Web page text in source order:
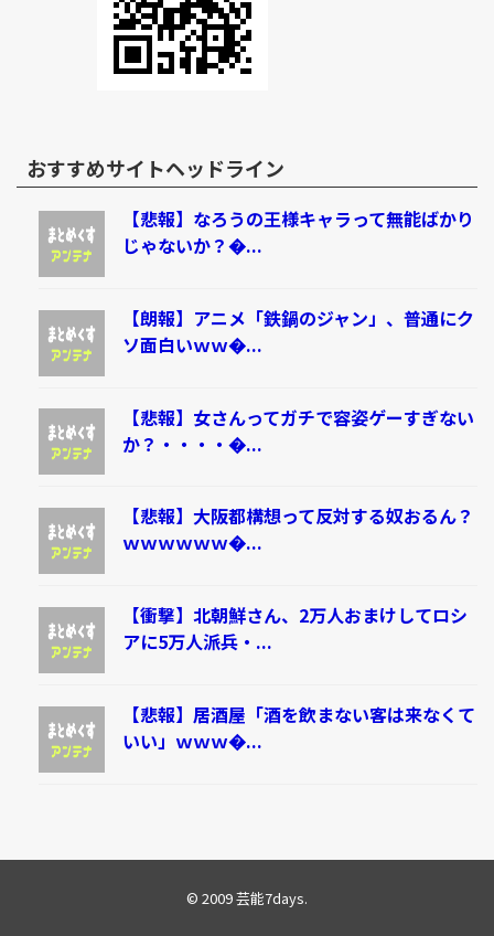
おすすめサイトヘッドライン
【悲報】なろうの王様キャラって無能ばかり
じゃないか？�...
【朗報】アニメ「鉄鍋のジャン」、普通にク
ソ面白いｗｗ�...
【悲報】女さんってガチで容姿ゲーすぎない
か？・・・・�...
【悲報】大阪都構想って反対する奴おるん？
ｗｗｗｗｗｗ�...
【衝撃】北朝鮮さん、2万人おまけしてロシ
アに5万人派兵・...
【悲報】居酒屋「酒を飲まない客は来なくて
いい」ｗｗｗ�...
© 2009芸能7days.